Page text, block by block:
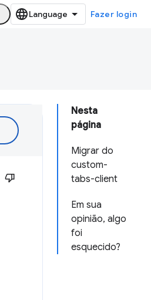
Fazer login
Nesta
página
Migrar do
custom-
tabs-client
Em sua
opinião, algo
foi
esquecido?